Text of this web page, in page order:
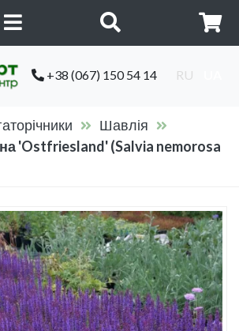
+38 (067) 150 54 14 RU
Шавлія
'Ostfriesland' (Salvia nemorosa